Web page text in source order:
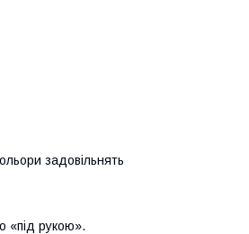
задовільнять
«під рукою».